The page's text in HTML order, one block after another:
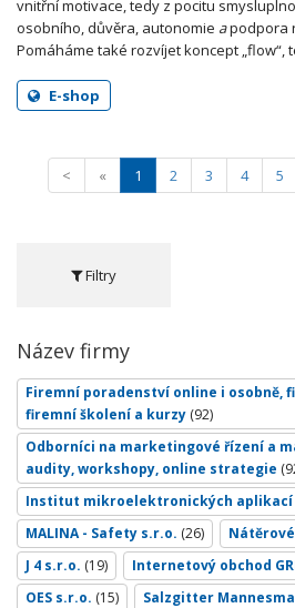
vnitřní motivace, tedy z pocitu
osobního, důvěra, autonomie apodpora
Pomáháme také rozvíjet koncept „flow“,
E-shop
< « 1 2 3 4 5
Filtry
Název firmy
Firemní poradenství online i osobně,
firemní školení a kurzy (92)
Odborníci na marketingové řízení a
audity, workshopy, online strategie
Institut mikroelektronických aplikací
MALINA - Safety s.r.o. (26)
J 4 s.r.o. (19) Internetový obchod
OES s.r.o. (15) Salzgitter